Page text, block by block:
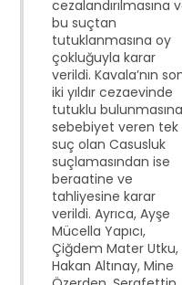
cezalandırılmasına
bu suçtan
tutuklanmasına oy
çokluğuyla karar
verildi. Kavala’nın
iki yıldır cezaevinde
tutuklu bulunmasına
sebebiyet veren tek
suç olan Casusluk
suçlamasından ise
beraatine ve
tahliyesine karar
verildi. Ayrıca, Ayşe
Mücella Yapıcı,
Çiğdem Mater Utku,
Hakan Altınay, Mine